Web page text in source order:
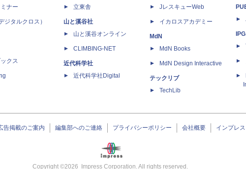
ナー
ジタルクロス）
クス
立東舎
山と溪谷社
山と溪谷オンライン
CLIMBING-NET
近代科学社
近代科学社Digital
JレスキューWeb
イカロスアカデミー
MdN
MdN Books
MdN Design Interactive
テックリブ
TechLib
告掲載のご案内 編集部へのご連絡 プライバシーポリシー 会社概要 インプレ
Copyright ©2026 Impress Corporation. All rights reserved.